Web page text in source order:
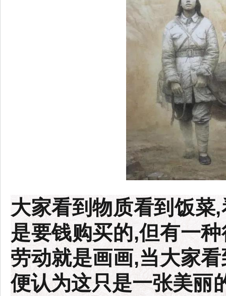
大家看到物质看到饭菜
是要钱购买的,但有一
劳动就是画画,当大家
便认为这只是一张美丽